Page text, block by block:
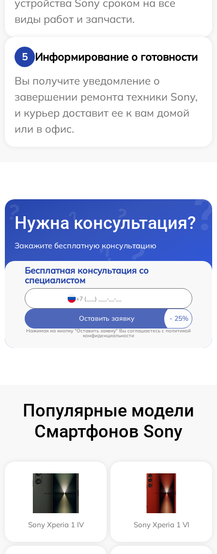
устройства Sony сроком на все
виды работ и запчасти.
5
Информирование о готовности
Вы получите уведомление о
завершении ремонта техники Sony,
и курьер доставит ее к вам домой
или в офис.
Нужна консультация?
Закажите бесплатную консультацию
Бесплатная консультация со
специалистом
Оставить заявку
Нажимая на кнопку "Оставить заявку" Вы соглашаетесь cполитикой
конфиденциальности
Популярные модели
Смартфонов Sony
Sony Xperia 1 IV Sony Xperia 1 VI